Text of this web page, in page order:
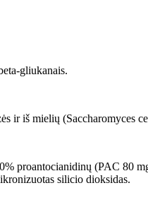
gliukanais.
ir iš mielių (Saccharomyces
proantocianidinų (PAC 80
silicio dioksidas.